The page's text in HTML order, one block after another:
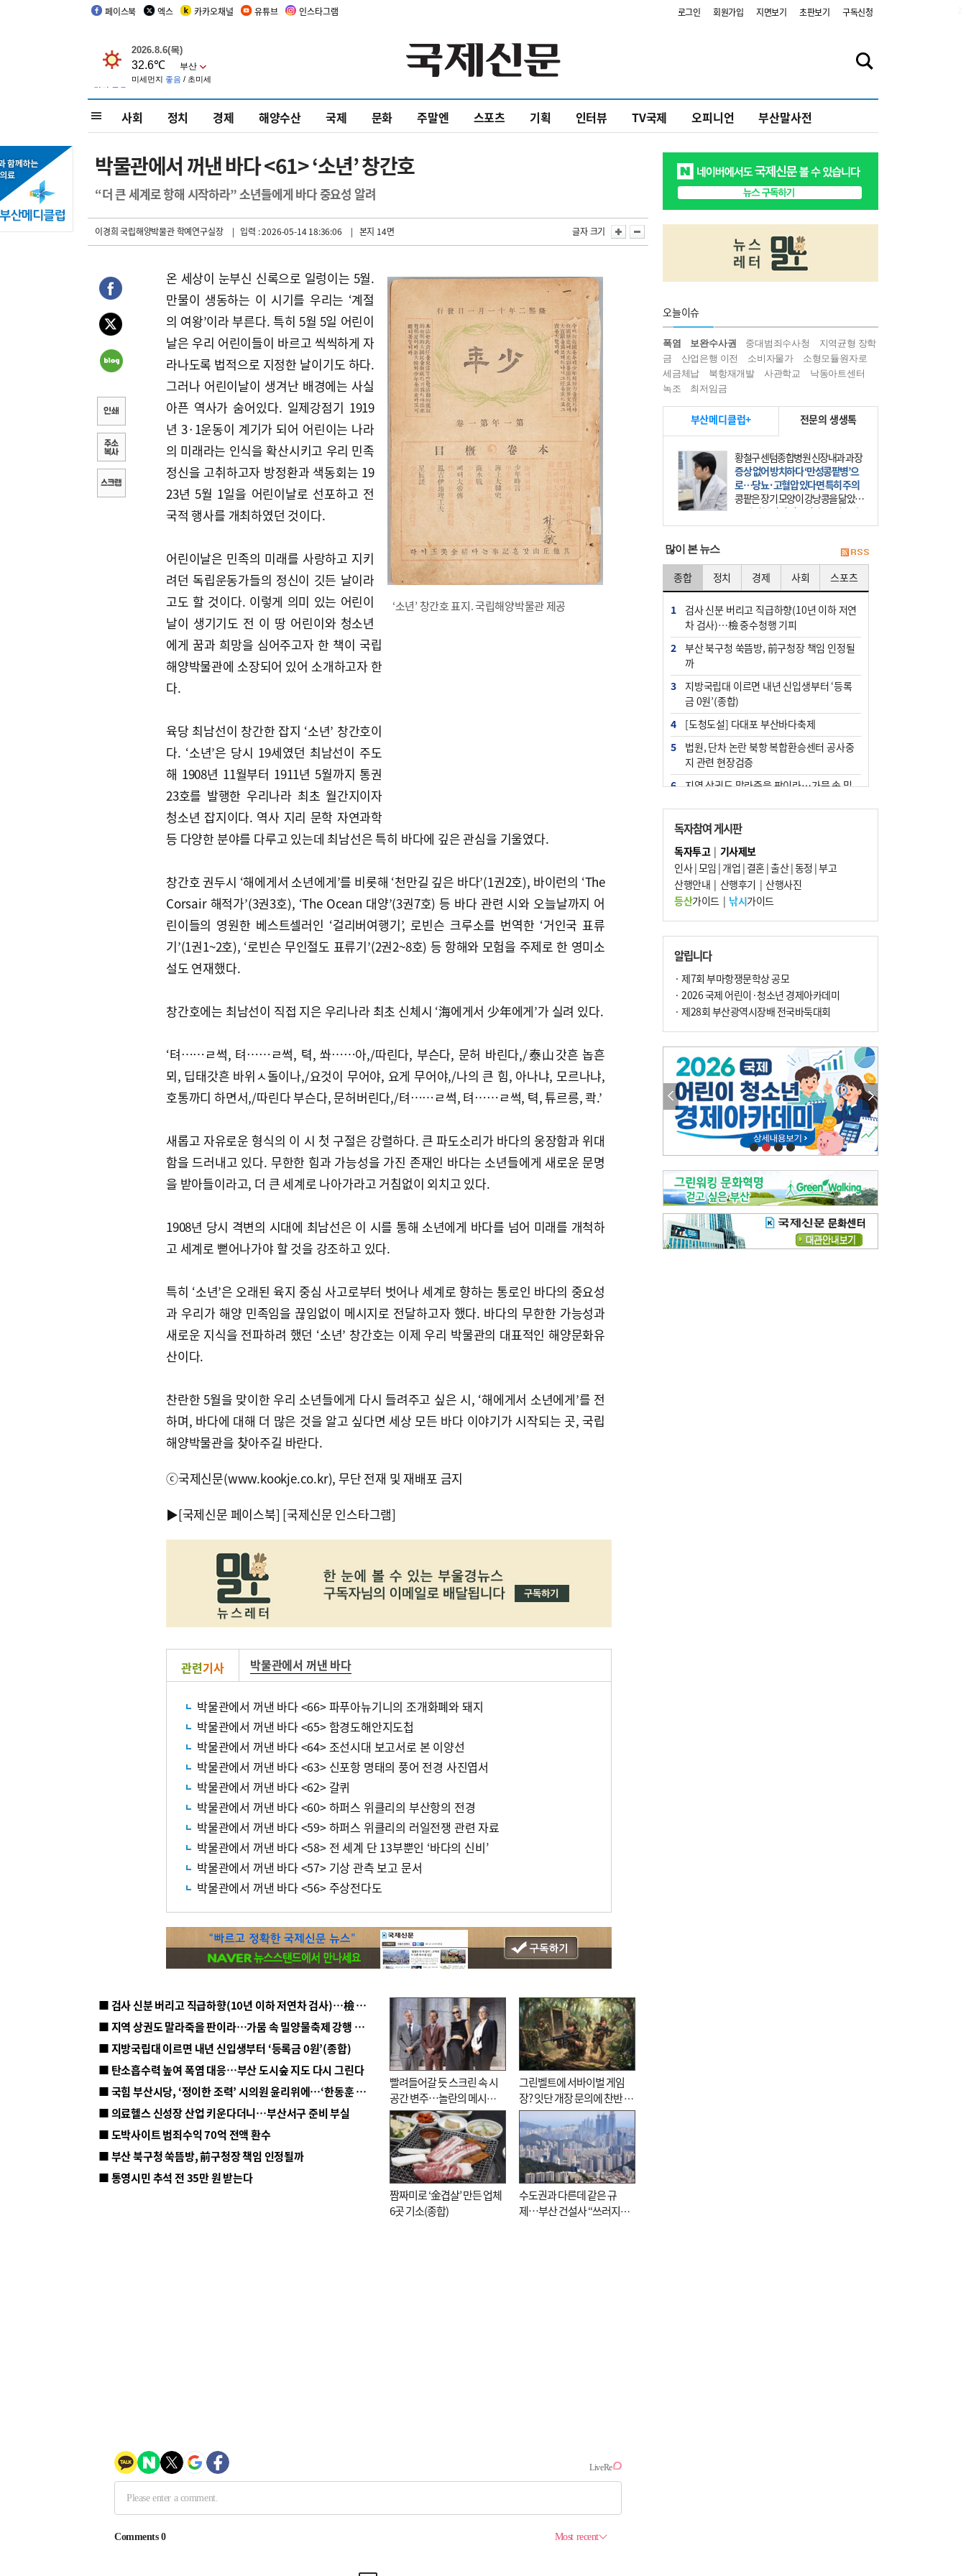
페이스북 엑스 카카오채널 유튜브 인스타그램 로그인 회원가입 지면보기 초판보기 구독신청
사회 정치 경제 해양수산 국제 문화 주말엔 스포츠 기획 인터뷰 TV국제 오피니언 부산말사전
박물관에서 꺼낸 바다 <61> ‘소년’ 창간호
“더 큰 세계로 항해 시작하라” 소년들에게 바다 중요성 알려
이경희 국립해양박물관 학예연구실장 | 입력 : 2026-05-14 18:36:06 | 본지 14면 글자 크기
‘소년’ 창간호 표지. 국립해양박물관 제공
온 세상이 눈부신 신록으로 일렁이는 5월.
만물이 생동하는 이 시기를 우리는 ‘계절
의 여왕’이라 부른다. 특히 5월 5일 어린이
날은 우리 어린이들이 바르고 씩씩하게 자
라나도록 법적으로 지정한 날이기도 하다.
그러나 어린이날이 생겨난 배경에는 사실
아픈 역사가 숨어있다. 일제강점기 1919
년 3·1운동이 계기가 되어 어린이는 나라
의 미래라는 인식을 확산시키고 우리 민족
정신을 고취하고자 방정환과 색동회는 19
23년 5월 1일을 어린이날로 선포하고 전
국적 행사를 개최하였던 것이다.
어린이날은 민족의 미래를 사랑하고 지키
려던 독립운동가들의 정신이 깃든 날이라
고도 할 것이다. 이렇게 의미 있는 어린이
날이 생기기도 전 이 땅 어린이와 청소년
에게 꿈과 희망을 심어주고자 한 책이 국립
해양박물관에 소장되어 있어 소개하고자 한
다.
육당 최남선이 창간한 잡지 ‘소년’ 창간호이
다. ‘소년’은 당시 19세였던 최남선이 주도
해 1908년 11월부터 1911년 5월까지 통권
23호를 발행한 우리나라 최초 월간지이자
청소년 잡지이다. 역사 지리 문학 자연과학
등 다양한 분야를 다루고 있는데 최남선은 특히 바다에 깊은 관심을 기울였다.
창간호 권두시 ‘해에게서 소년에게’를 비롯해 ‘천만길 깊은 바다’(1권2호), 바이런의 ‘The
Corsair 해적가’(3권3호), ‘The Ocean 대양’(3권7호) 등 바다 관련 시와 오늘날까지 어
린이들의 영원한 베스트셀러인 ‘걸리버여행기’, 로빈슨 크루소를 번역한 ‘거인국 표류
기’(1권1~2호), ‘로빈슨 무인절도 표류기’(2권2~8호) 등 항해와 모험을 주제로 한 영미소
설도 연재했다.
창간호에는 최남선이 직접 지은 우리나라 최초 신체시 ‘海에게서 少年에게’가 실려 있다.
‘텨……ㄹ썩, 텨……ㄹ썩, 텩, 쏴……아,/따린다, 부슨다, 문허 바린다,/泰山갓흔 놉흔
뫼, 딥태갓흔 바위ㅅ돌이나,/요것이 무어야, 요게 무어야,/나의 큰 힘, 아나냐, 모르나냐,
호통까디 하면서,/따린다 부슨다, 문허버린다,/텨……ㄹ썩, 텨……ㄹ썩, 텩, 튜르릉, 콱.’
새롭고 자유로운 형식의 이 시 첫 구절은 강렬하다. 큰 파도소리가 바다의 웅장함과 위대
함을 드러내고 있다. 무한한 힘과 가능성을 가진 존재인 바다는 소년들에게 새로운 문명
을 받아들이라고, 더 큰 세계로 나아가라고 거침없이 외치고 있다.
1908년 당시 격변의 시대에 최남선은 이 시를 통해 소년에게 바다를 넘어 미래를 개척하
고 세계로 뻗어나가야 할 것을 강조하고 있다.
특히 ‘소년’은 오래된 육지 중심 사고로부터 벗어나 세계로 향하는 통로인 바다의 중요성
과 우리가 해양 민족임을 끊임없이 메시지로 전달하고자 했다. 바다의 무한한 가능성과
새로운 지식을 전파하려 했던 ‘소년’ 창간호는 이제 우리 박물관의 대표적인 해양문화유
산이다.
찬란한 5월을 맞이한 우리 소년들에게 다시 들려주고 싶은 시, ‘해에게서 소년에게’를 전
하며, 바다에 대해 더 많은 것을 알고 싶다면 세상 모든 바다 이야기가 시작되는 곳, 국립
해양박물관을 찾아주길 바란다.
ⓒ국제신문(www.kookje.co.kr), 무단 전재 및 재배포 금지
▶[국제신문 페이스북] [국제신문 인스타그램]
관련기사 박물관에서 꺼낸 바다
박물관에서 꺼낸 바다 <66> 파푸아뉴기니의 조개화폐와 돼지
박물관에서 꺼낸 바다 <65> 함경도해안지도첩
박물관에서 꺼낸 바다 <64> 조선시대 보고서로 본 이양선
박물관에서 꺼낸 바다 <63> 신포항 명태의 풍어 전경 사진엽서
박물관에서 꺼낸 바다 <62> 갈퀴
박물관에서 꺼낸 바다 <60> 하퍼스 위클리의 부산항의 전경
박물관에서 꺼낸 바다 <59> 하퍼스 위클리의 러일전쟁 관련 자료
박물관에서 꺼낸 바다 <58> 전 세계 단 13부뿐인 ‘바다의 신비’
박물관에서 꺼낸 바다 <57> 기상 관측 보고 문서
박물관에서 꺼낸 바다 <56> 주상전다도
■ 검사 신분 버리고 직급하향(10년 이하 저연차 검사)…檢 중수청행 기피
■ 지역 상권도 말라죽을 판이라…가뭄 속 밀양물축제 강행 논란
■ 지방국립대 이르면 내년 신입생부터 ‘등록금 0원’(종합)
■ 탄소흡수력 높여 폭염 대응…부산 도시숲 지도 다시 그린다
■ 국힘 부산시당, ‘정이한 조력’ 시의원 윤리위에…‘한동훈 지지’도 신고접수
■ 의료헬스 신성장 산업 키운다더니…부산서구 준비 부실
■ 도박사이트 범죄수익 70억 전액 환수
■ 부산 북구청 쑥뜸방, 前구청장 책임 인정될까
■ 통영시민 추석 전 35만 원 받는다
빨려들어갈 듯 스크린 속 시
공간 변주…놀란의 메시지
는 ‘전쟁 속죄’
그린벨트에 서바이벌 게임
장? 잇단 개장 문의에 찬반 논
쟁
짬짜미로 ‘金겹살’ 만든 업체
6곳 기소(종합)
수도권과 다른데 같은 규
제…부산 건설사 “쓰러지기
오늘이슈
폭염 보완수사권 중대범죄수사청
지역균형 장학
금
산업은행 이전 소비자물가
소형모듈원자로
세금체납
북항재개발 사관학교
낙동아트센터
녹조
최저임금
부산메디클럽+ 전문의 생생톡
김주현 웅진한의원 원장
단백질 열풍 속 놓치지 말아야 할 ‘균
형’
단백질만 많이 먹으면 건강할까. 요
즘 건강을 이야기할 때 빠지지 않는
키워드가 단백질이다. 헬스장을 다니
많이 본 뉴스
종합 정치 경제 사회 스포츠
1
검사 신분 버리고 직급하향(10년 이하 저연
차 검사)…檢 중수청행 기피
2
부산 북구청 쑥뜸방, 前구청장 책임 인정될
까
3
지방국립대 이르면 내년 신입생부터 ‘등록
금 0원’(종합)
4
[도청도설] 다대포 부산바다축제
5
법원, 단차 논란 북항 복합환승센터 공사중
지 관련 현장검증
6
지역 상권도 말라죽을 판이라…가뭄 속 밀
7
통영시민 추석 전 35만 원 받는다
8
해양수산부 신청사 북항재개발 부지에 짓
는다
9
부산 철강공장 50대 노동자 추락사
10 국힘 부산시당, ‘정이한 조력’ 시의원 윤리
위에…‘한동훈 지지’도 신고접수
독자참여 게시판
독자투고| 기사제보
인사|모임 | 개업 | 결혼|출산|동정 |부고
산행안내 | 산행후기 | 산행사진
등산가이드| 낚시가이드
알립니다
· 제7회 부마항쟁문학상 공모
· 2026 국제 어린이·청소년 경제아카데미
· 제28회 부산광역시장배 전국바둑대회